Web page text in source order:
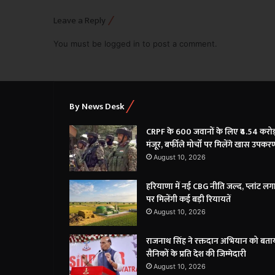
Leave a Reply
You must be logged in to post a comment.
By News Desk
CRPF के 600 जवानों के लिए ₹4.54
मंजूर, बर्फीले मोर्चों पर मिलेंगे खास
August 10, 2026
हरियाणा में नई CBG नीति जल्द, प्लांट
पर मिलेंगी कई बड़ी रियायतें
August 10, 2026
राजनाथ सिंह ने रक्तदान अभियान को
सैनिकों के प्रति देश की जिम्मेदारी
August 10, 2026